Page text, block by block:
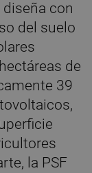
con
del suelo
de
39
la PSF